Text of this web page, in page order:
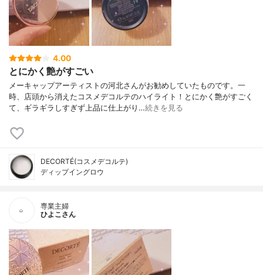
4.00
とにかく艶がすごい
メーキャップアーティストの河北さんがお勧めしていたものです。一
時、店頭から消えたコスメデコルテのハイライト！とにかく艶がすごく
て、ギラギラしすぎず上品に仕上がり…続きを見る
DECORTÉ(コスメデコルテ)
ディップイングロウ
専業主婦
ひよこさん